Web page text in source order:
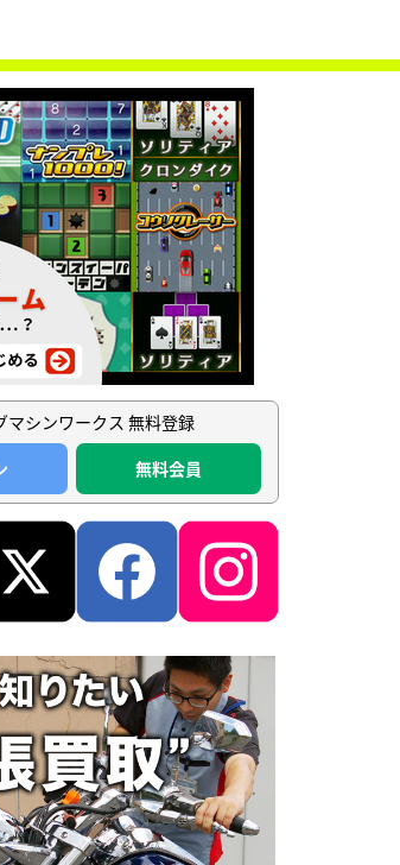
マシンワークス 無料登録
無料会員